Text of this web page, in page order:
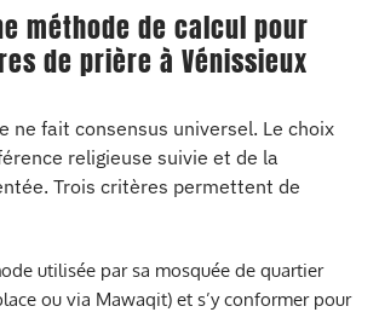
méthode de calcul pour
de prière à Vénissieux
ne fait consensus universel. Le choix
religieuse suivie et de la
Trois critères permettent de
utilisée par sa mosquée de quartier
ou via Mawaqit) et s’y conformer pour